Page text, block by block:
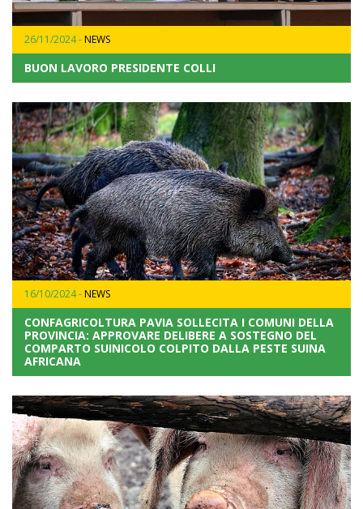
26/11/2024 -NEWS
BUON LAVORO PRESIDENTE COLLI
16/10/2024 -NEWS
CONFAGRICOLTURA PAVIA SOLLECITA I COMUNI DELLA
PROVINCIA: APPROVARE DELIBERE A SOSTEGNO DEL
COMPARTO SUINICOLO COLPITO DALLA PESTE SUINA
AFRICANA